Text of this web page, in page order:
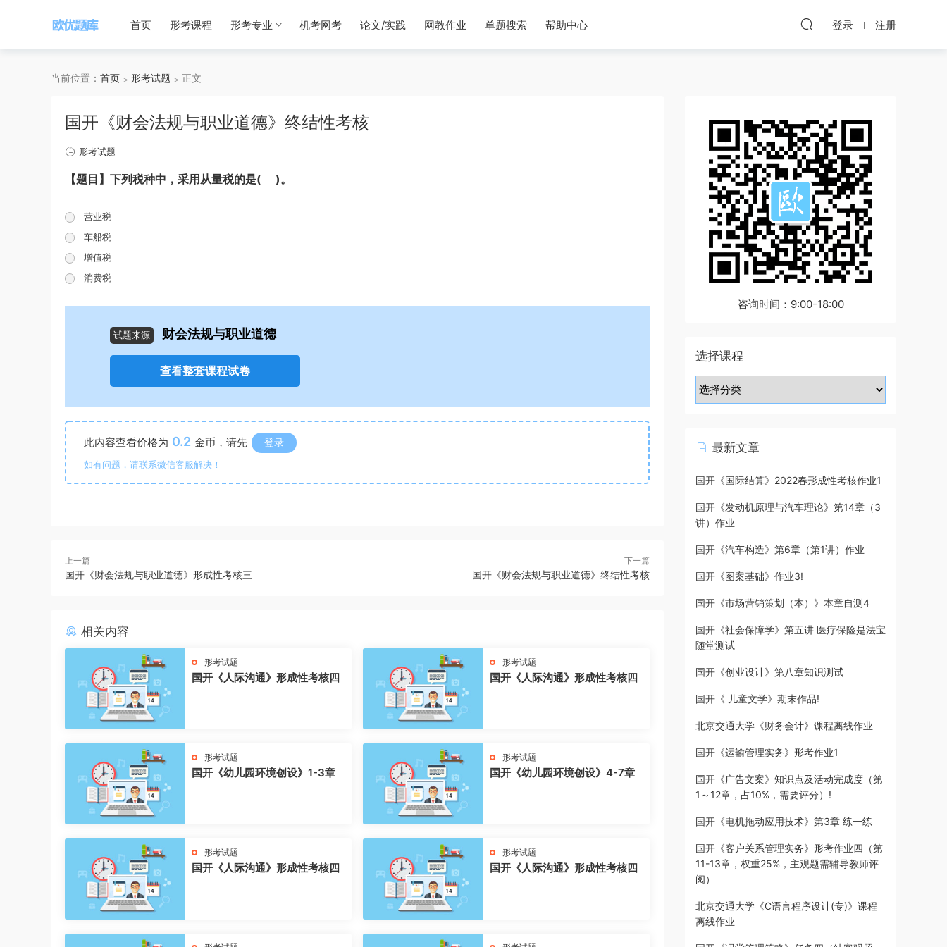
首页 形考课程 形考专业 机考网考 论文/实践 网教作业 单题搜索 帮助中心 登录 注册
当前位置： 首页 形考试题 正文
国开《财会法规与职业道德》终结性考核
形考试题
【题目】下列税种中，采用从量税的是( )。
营业税
车船税
增值税
消费税
试题来源 财会法规与职业道德
查看整套课程试卷
此内容查看价格为 0.2 金币，请先 登录
如有问题，请联系微信客服解决！
上一篇
国开《财会法规与职业道德》形成性考核三
下一篇
国开《财会法规与职业道德》终结性考核
相关内容
形考试题
国开《人际沟通》形成性考核四
形考试题
国开《人际沟通》形成性考核四
形考试题
国开《幼儿园环境创设》1-3章
形考试题
国开《幼儿园环境创设》4-7章
形考试题
国开《人际沟通》形成性考核四
形考试题
国开《人际沟通》形成性考核四
咨询时间：9:00-18:00
选择课程
最新文章
国开《国际结算》2022春形成性考核作业1
国开《发动机原理与汽车理论》第14章（3
讲）作业
国开《汽车构造》第6章（第1讲）作业
国开《图案基础》作业3!
国开《市场营销策划（本）》本章自测4
国开《社会保障学》第五讲 医疗保险是法宝
随堂测试
国开《创业设计》第八章知识测试
国开《 儿童文学》期末作品!
北京交通大学《财务会计》课程离线作业
国开《运输管理实务》形考作业1
国开《广告文案》知识点及活动完成度（第
1～12章，占10%，需要评分）!
国开《电机拖动应用技术》第3章 练一练
国开《客户关系管理实务》形考作业四（第
11-13章，权重25%，主观题需辅导教师评
阅）
北京交通大学《C语言程序设计(专)》课程
离线作业